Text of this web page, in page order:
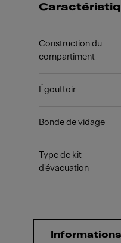
Construction du
compartiment
Égouttoir
Bonde de vidage
Type de kit
d'évacuation